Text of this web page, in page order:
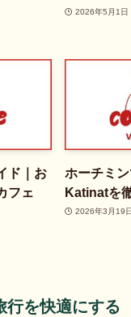
2026年5月1日
ド｜お
フェ
ホーチミ
Katinatを
2026年3月19日
行を快適にする